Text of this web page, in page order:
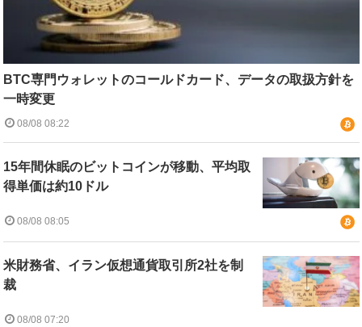
BTC専門ウォレットのコールドカード、データの取扱方針を
一時変更
08/08 08:22
15年間休眠のビットコインが移動、平均取
得単価は約10ドル
08/08 08:05
米財務省、イラン仮想通貨取引所2社を制
裁
08/08 07:20